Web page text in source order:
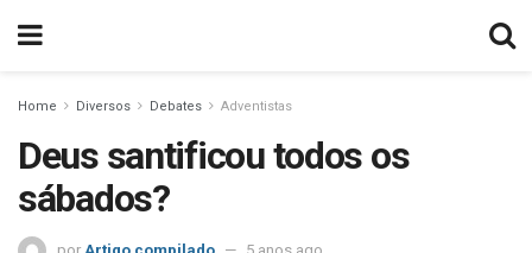
Home Diversos Debates Adventistas
Deus santificou todos os
sábados?